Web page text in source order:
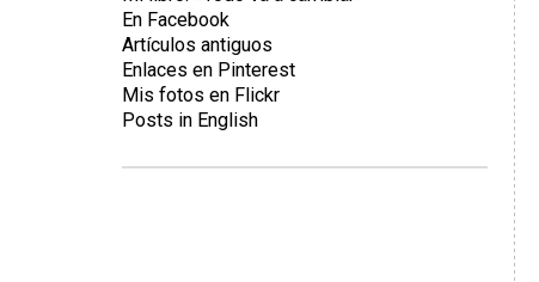
En Facebook
Artículos antiguos
Enlaces en Pinterest
Mis fotos en Flickr
Posts in English